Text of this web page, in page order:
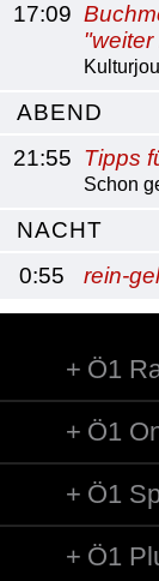
17:09
ABEND
21:55 Tipps
Schon
NACHT
0:55
rein-
Ö1
Ö1
Ö1
Ö1